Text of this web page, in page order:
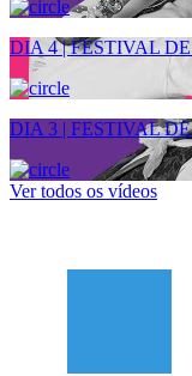
DIA 4 | FESTIVAL
DIA 3 | FESTIVAL
Ver todos os vídeos